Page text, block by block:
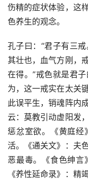
伤精的症状体验，这
色养生的观念。
孔子曰：“君子有三
其壮也，血气方刚，
在得。”戒色就是君
为，这一戒实在太关
此误平生，销魂阵内
云：莫教引动虚阳发
惩忿室欲。《黄庭经
活。《通关文》：夫
恶最毒。《食色绅言
《养性延命录》：精